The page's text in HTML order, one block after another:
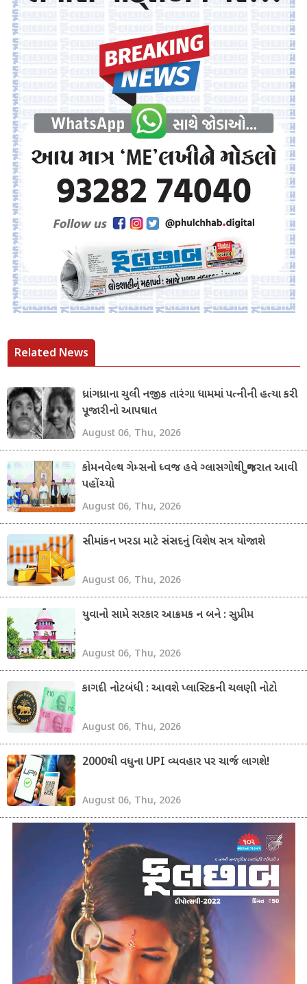
Related News
ધ્રાંગધ્રાના ચુલી નજીક તારંગા ધામમાં પત્નીની હત્યા કરી
પૂજારીનો આપઘાત
August 06, Thu, 2026
કોમનવેલ્થ ગેમ્સનો ધ્વજ હવે ગ્લાસગોથી ગુજરાત આવી
પહોંચ્યો
August 06, Thu, 2026
સીમાંકન ખરડા માટે સંસદનું વિશેષ સત્ર યોજાશે
August 06, Thu, 2026
યુવાનો સામે સરકાર આક્રમક ન બને : સુપ્રીમ
August 06, Thu, 2026
કાગદી નોટબંધી : આવશે પ્લાસ્ટિકની ચલણી નોટો
August 06, Thu, 2026
2000થી વધુના UPI વ્યવહાર પર ચાર્જ લાગશે!
August 06, Thu, 2026